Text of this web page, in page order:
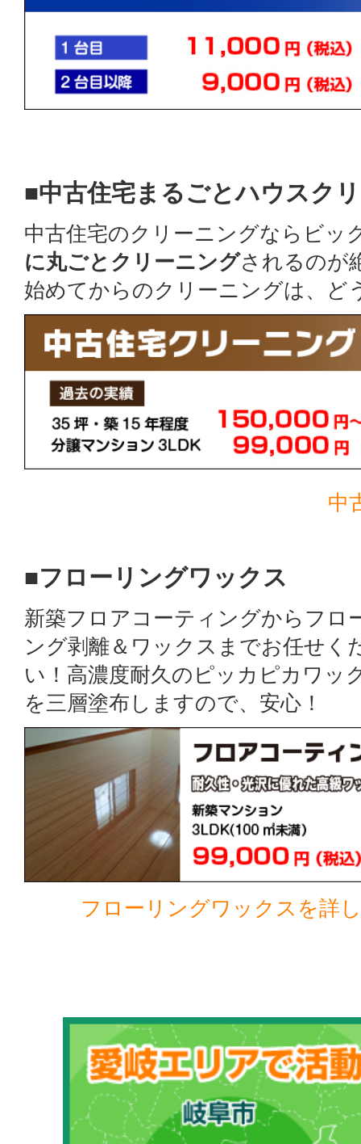
■中古住宅まるごとハウスク
中古住宅のクリーニングならビッ
に丸ごとクリーニングされるのが
始めてからのクリーニングは、ど
中
■フローリングワックス
新築フロアコーティングからフロ
ング剥離＆ワックスまでお任せく
い！高濃度耐久のピッカピカワッ
を三層塗布しますので、安心！
フローリングワックスを詳